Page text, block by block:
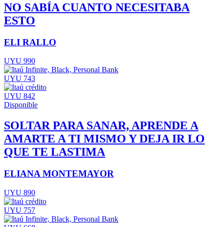
NO SABÍA CUANTO NECESITABA
ESTO
ELI RALLO
UYU 990
UYU 743
UYU 842
Disponible
SOLTAR PARA SANAR, APRENDE A
AMARTE A TI MISMO Y DEJA IR LO
QUE TE LASTIMA
ELIANA MONTEMAYOR
UYU 890
UYU 757